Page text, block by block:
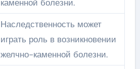
каменной болезни.
Наследственность может
играть роль в возникновении
желчно-каменной болезни.